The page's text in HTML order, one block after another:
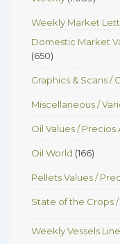
Weekly Market
Domestic Market
(650)
Graphics & Scans /
Miscellaneous /
Oil Values / Precios
Oil World (166)
Pellets Values /
State of the Crops
Weekly Vessels